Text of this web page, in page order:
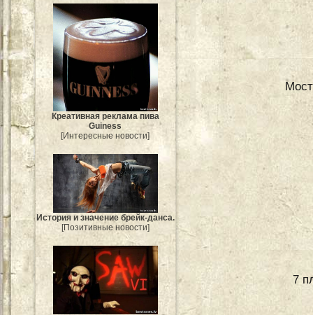
Креативная реклама пива
Guiness
[Интересные новости]
История и значение брейк-данса.
[Позитивные новости]
7